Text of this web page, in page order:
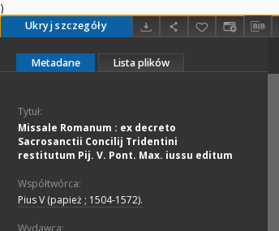
)
Ukryj szczegóły
Metadane Lista plików
Tytuł:
Missale Romanum : ex decreto
Sacrosanctii Concilij Tridentini
restitutum Pij. V. Pont. Max. iussu editum
Współtwórca:
Pius V (papież ; 1504-1572).